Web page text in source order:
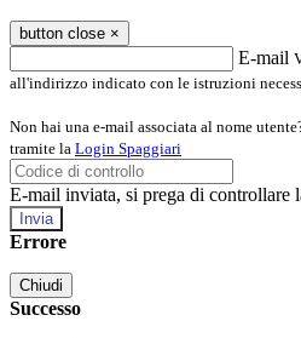
button close ×
E-mail
all'indirizzo indicato con le istruzioni
Non hai una e-mail associata al nome
tramite la Login Spaggiari
E-mail inviata, si prega di controllare
Errore
Chiudi
Successo